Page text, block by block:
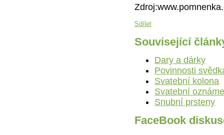
Sdílet
Související
Dary a dárky
Povinnosti
Svatební kolona
Svatební
Snubní prsteny
FaceBook